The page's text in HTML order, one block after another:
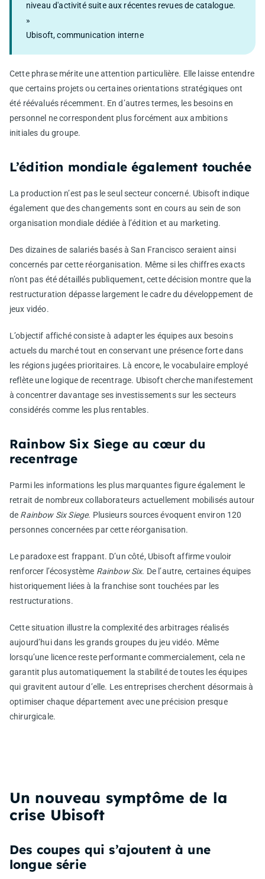
niveau d'activité suite aux récentes revues de catalogue.
»
Ubisoft, communication interne
Cette phrase mérite une attention particulière. Elle laisse entendre
que certains projets ou certaines orientations stratégiques ont
été réévalués récemment. En d’autres termes, les besoins en
personnel ne correspondent plus forcément aux ambitions
initiales du groupe.
L’édition mondiale également touchée
La production n’est pas le seul secteur concerné. Ubisoft indique
également que des changements sont en cours au sein de son
organisation mondiale dédiée à l’édition et au marketing.
Des dizaines de salariés basés à San Francisco seraient ainsi
concernés par cette réorganisation. Même si les chiffres exacts
n’ont pas été détaillés publiquement, cette décision montre que la
restructuration dépasse largement le cadre du développement de
jeux vidéo.
L’objectif affiché consiste à adapter les équipes aux besoins
actuels du marché tout en conservant une présence forte dans
les régions jugées prioritaires. Là encore, le vocabulaire employé
reflète une logique de recentrage. Ubisoft cherche manifestement
à concentrer davantage ses investissements sur les secteurs
considérés comme les plus rentables.
Rainbow Six Siege au cœur du
recentrage
Parmi les informations les plus marquantes figure également le
retrait de nombreux collaborateurs actuellement mobilisés autour
de Rainbow Six Siege. Plusieurs sources évoquent environ 120
personnes concernées par cette réorganisation.
Le paradoxe est frappant. D’un côté, Ubisoft affirme vouloir
renforcer l’écosystème Rainbow Six. De l’autre, certaines équipes
historiquement liées à la franchise sont touchées par les
restructurations.
Cette situation illustre la complexité des arbitrages réalisés
aujourd’hui dans les grands groupes du jeu vidéo. Même
lorsqu’une licence reste performante commercialement, cela ne
garantit plus automatiquement la stabilité de toutes les équipes
qui gravitent autour d’elle. Les entreprises cherchent désormais à
optimiser chaque département avec une précision presque
chirurgicale.
Un nouveau symptôme de la
crise Ubisoft
Des coupes qui s’ajoutent à une
longue série